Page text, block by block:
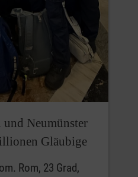
Neumünster
Gläubige
Rom, 23 Grad,